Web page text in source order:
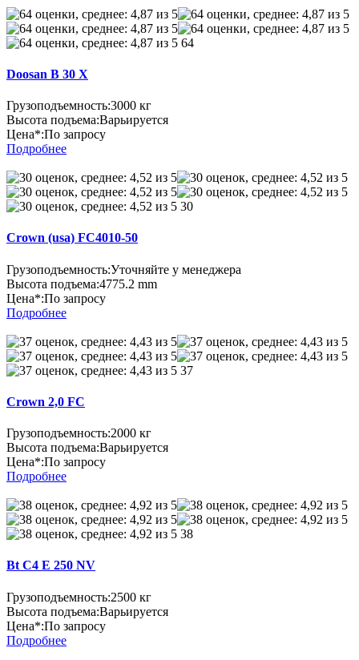
64
Doosan B 30 X
Грузоподъемность:3000 кг
Высота подъема:Варьируется
Цена*:По запросу
Подробнее
30
Crown (usa) FC4010-50
Грузоподъемность:Уточняйте у менеджера
Высота подъема:4775.2 mm
Цена*:По запросу
Подробнее
37
Crown 2,0 FC
Грузоподъемность:2000 кг
Высота подъема:Варьируется
Цена*:По запросу
Подробнее
38
Bt C4 E 250 NV
Грузоподъемность:2500 кг
Высота подъема:Варьируется
Цена*:По запросу
Подробнее